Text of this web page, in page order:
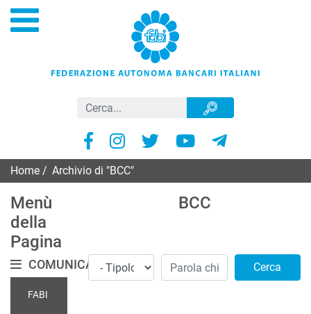
Home Archivio di "BCC"
Menù
della
Pagina
COMUNICATI
FABI
BCC
Cerca